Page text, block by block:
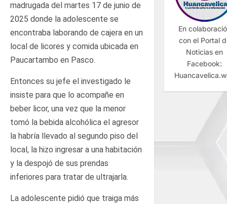
madrugada del martes 17 de junio de
2025 donde la adolescente se
encontraba laborando de cajera en un
local de licores y comida ubicada en
Paucartambo en Pasco.
Entonces su jefe el investigado le
insiste para que lo acompañe en
beber licor, una vez que la menor
tomó la bebida alcohólica el agresor
la habría llevado al segundo piso del
local, la hizo ingresar a una habitación
y la despojó de sus prendas
inferiores para tratar de ultrajarla.
La adolescente pidió que traiga más
En
con el Portal
Noticias en
Facebook: